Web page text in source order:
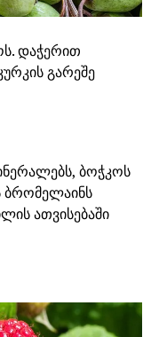
დაჭერით
გარეშე
ბოჭკოს
ბრომელაინს
ათვისებაში